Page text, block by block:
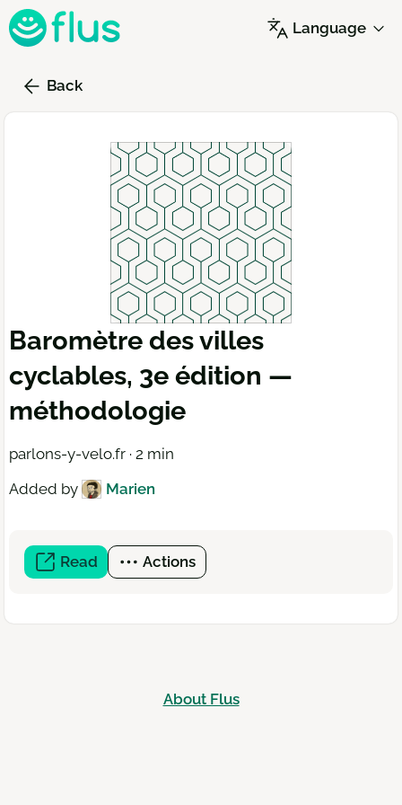
Skip
to
content
Language
Back
Baromètre des villes
cyclables, 3e édition —
méthodologie
parlons-y-velo.fr · 2 min
Added by
Marien
Read (open
a
window)
Actions
About Flus